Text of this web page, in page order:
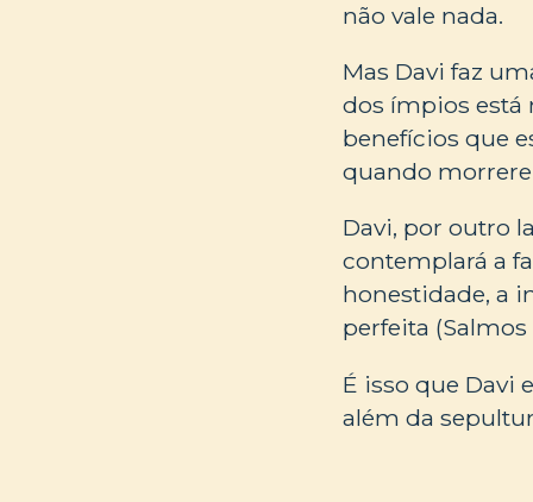
não vale nada.
Mas Davi faz
dos ímpios está
benefícios que
quando
Davi, por outro
contemplará a
honestidade, a
perfeita (Salmos
É isso que Davi
além da